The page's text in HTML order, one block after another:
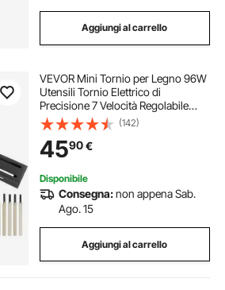
Aggiungi al carrello
VEVOR Mini Tornio per Legno 96W
Utensili Tornio Elettrico di
Precisione 7 Velocità Regolabile
4220/5300/5650/6350/6660/7050/
8450 giri/min Fresatrice
Lavorazione del Legno Fai-da-Te
Accessori Completi
(142)
4590€
Disponibile
Consegna:non appena Sab.
Ago. 15
Aggiungi al carrello